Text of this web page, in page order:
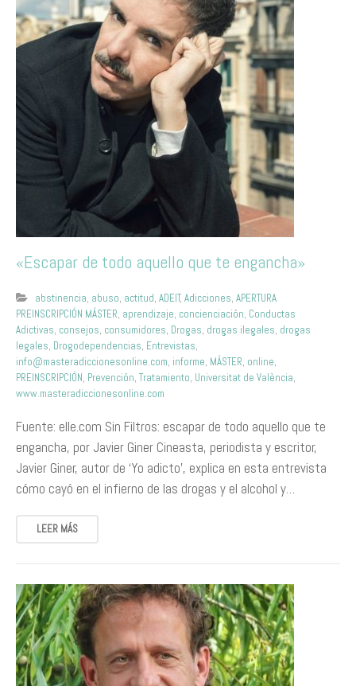
«Escapar de todo aquello que te engancha»
abstinencia, abuso, actitud, ADEIT, Adicciones, APERTURA
PREINSCRIPCIÓN MÁSTER, aprendizaje, concienciación, Conductas
Adictivas, consejos, consumidores, Drogas, drogas ilegales, drogas
legales, Drogodependencias, Entrevistas,
info@masteradiccionesonline.com, informe, MÁSTER, online,
PREINSCRIPCIÓN, Prevención, Tratamiento, Universitat de València,
www.masteradiccionesonline.com
Fuente: elle.com Sin Filtros: escapar de todo aquello que te
engancha, por Javier Giner Cineasta, periodista y escritor,
Javier Giner, autor de ‘Yo adicto’, explica en esta entrevista
cómo cayó en el infierno de las drogas y el alcohol y…
LEER MÁS